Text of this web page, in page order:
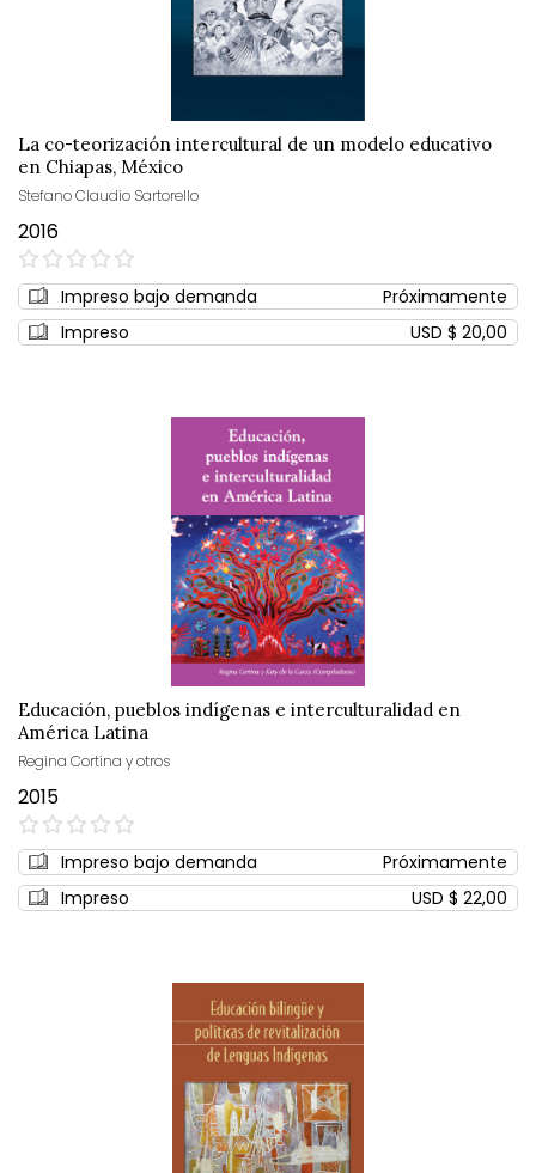
La co-teorización intercultural de un modelo educativo
en Chiapas, México
Stefano Claudio Sartorello
2016
0%
Impreso bajo demanda
Próximamente
Impreso
USD $ 20,00
Educación, pueblos indígenas e interculturalidad en
América Latina
Regina Cortina y otros
2015
0%
Impreso bajo demanda
Próximamente
Impreso
USD $ 22,00